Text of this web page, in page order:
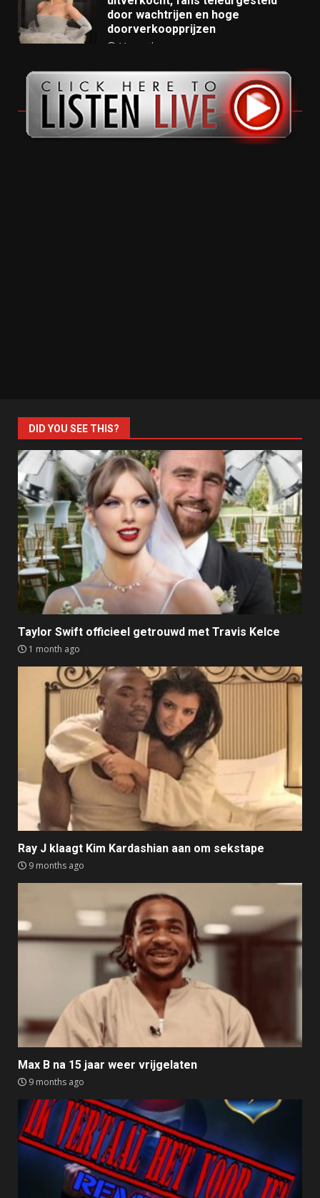
door wachtrijen en hoge
doorverkoopprijzen
11 months ago
DID YOU SEE THIS?
Taylor Swift officieel getrouwd met Travis Kelce
1 month ago
Ray J klaagt Kim Kardashian aan om sekstape
9 months ago
Max B na 15 jaar weer vrijgelaten
9 months ago